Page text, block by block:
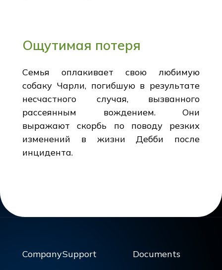
Ощутимая потеря
Семья оплакивает свою любимую
собаку Чарли, погибшую в результате
несчастного случая, вызванного
рассеянным вождением. Они
выражают скорбь по поводу резких
изменений в жизни Дебби после
инцидента.
CompanySupport Documents